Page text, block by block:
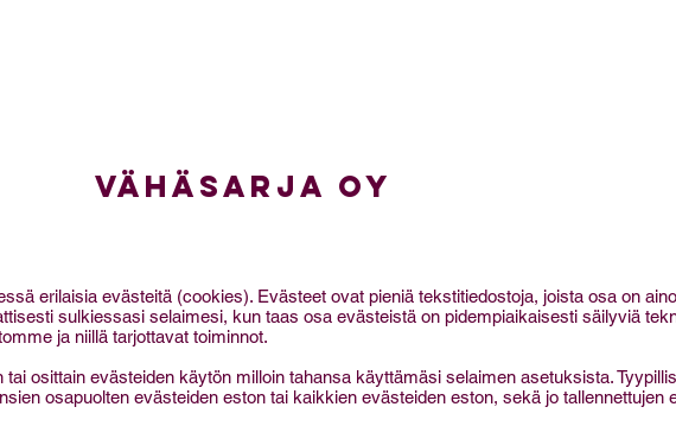
vähäsarja oy
erilaisia evästeitä (cookies). Evästeet ovat pieniä tekstitiedostoja, joista osa on
sulkiessasi selaimesi, kun taas osa evästeistä on pidempiaikaisesti säilyviä
ja niillä tarjottavat toiminnot.
osittain evästeiden käytön milloin tahansa käyttämäsi selaimen asetuksista.
osapuolten evästeiden eston tai kaikkien evästeiden eston, sekä jo tallennettujen